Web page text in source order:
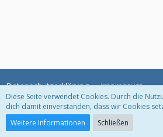
Datenschutzerklärung Impressum
Community-Software:
Diese Seite verwendet Cookies. Durch die
dich damit einverstanden, dass wir Cookies
Weitere Informationen
Schließen